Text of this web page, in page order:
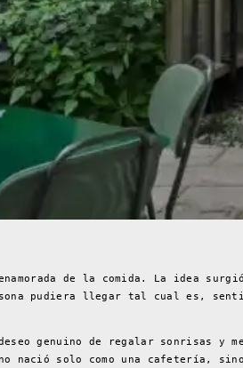
de la comida. La idea
pudiera llegar tal cual es,
genuino de regalar sonrisas y
solo como una cafetería, sino